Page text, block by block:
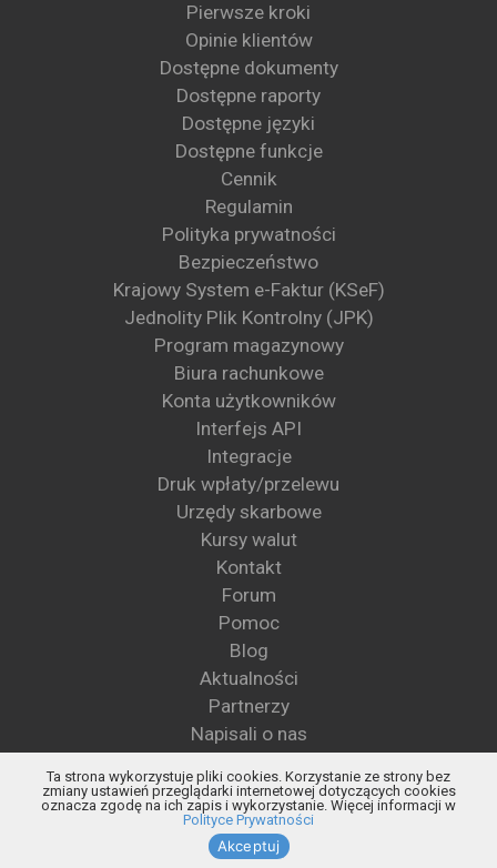
Pierwsze kroki
Opinie klientów
Dostępne dokumenty
Dostępne raporty
Dostępne języki
Dostępne funkcje
Cennik
Regulamin
Polityka prywatności
Bezpieczeństwo
Krajowy System e-Faktur (KSeF)
Jednolity Plik Kontrolny (JPK)
Program magazynowy
Biura rachunkowe
Konta użytkowników
Interfejs API
Integracje
Druk wpłaty/przelewu
Urzędy skarbowe
Kursy walut
Kontakt
Forum
Pomoc
Blog
Aktualności
Partnerzy
Napisali o nas
Blog KSeF
Status KSeF
Ta strona wykorzystuje pliki cookies. Korzystanie ze strony bez
zmiany ustawień przeglądarki internetowej dotyczących cookies
oznacza zgodę na ich zapis i wykorzystanie. Więcej informacji w
Polityce Prywatności
Akceptuj